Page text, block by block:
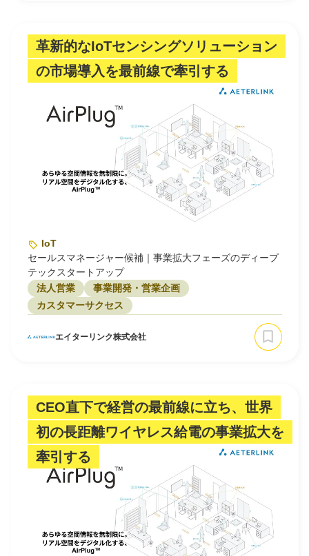
革新的なIoTセンシングソリューション
の市場導入を最前線で牽引する
IoT
セールスマネージャー候補｜事業拡大フェーズのディープ
テックスタートアップ
法人営業
事業開発・営業企画
カスタマーサクセス
エイターリンク株式会社
CEO直下で経営の最前線に立ち、世界
初の長距離ワイヤレス給電の事業拡大を
牽引する